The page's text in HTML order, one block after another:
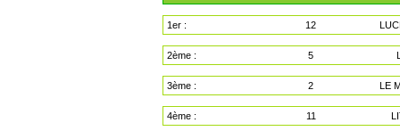
1er : 12
2ème : 5
3ème : 2 LE
4ème : 11